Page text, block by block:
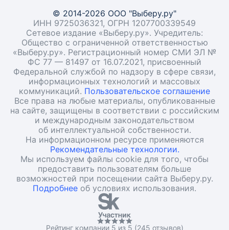
© 2014-2026 ООО "Выберу.ру"
ИНН 9725036321, ОГРН 1207700339549
Сетевое издание «Выберу.ру». Учредитель:
Общество с ограниченной ответственностью
«Выберу.ру». Регистрационный номер СМИ ЭЛ №
ФС 77 — 81497 от 16.07.2021, присвоенный
Федеральной службой по надзору в сфере связи,
информационных технологий и массовых
коммуникаций. Пользовательское соглашение
Все права на любые материалы, опубликованные
на сайте, защищены в соответствии с российским
и международным законодательством
об интеллектуальной собственности.
На информационном ресурсе применяются
Рекомендательные технологии.
Мы используем файлы cookie для того, чтобы
предоставить пользователям больше
возможностей при посещении сайта Выберу.ру.
Подробнее об условиях использования.
Рейтинг компании 5 из 5 (245 отзывов)